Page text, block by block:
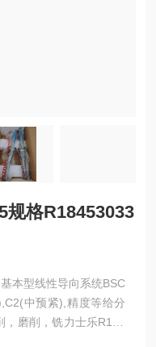
规格R18453033
本型线性导向系统BSC
中预紧),精度等给分
磨削，铣力士乐R165